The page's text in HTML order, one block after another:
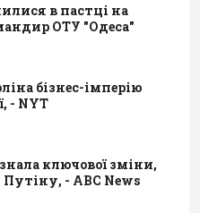
в пастці на
ОТУ "Одеса"
бізнес-імперію
- NYT
ключової зміни,
- ABC News